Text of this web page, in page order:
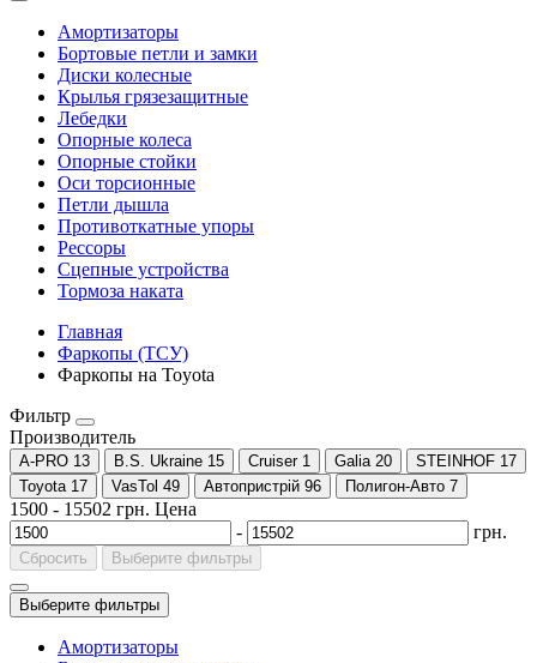
Амортизаторы
Бортовые петли и замки
Диски колесные
Крылья грязезащитные
Лебедки
Опорные колеса
Опорные стойки
Оси торсионные
Петли дышла
Противоткатные упоры
Рессоры
Сцепные устройства
Тормоза наката
Главная
Фаркопы (ТСУ)
Фаркопы на Toyota
Фильтр
Производитель
A-PRO 13 B.S. Ukraine 15 Cruiser 1 Galia 20 STEINHOF 17
Toyota 17 VasTol 49 Автопристрій 96 Полигон-Авто 7
1500 - 15502 грн. Цена
-
грн.
Сбросить Выберите фильтры
Выберите фильтры
Амортизаторы